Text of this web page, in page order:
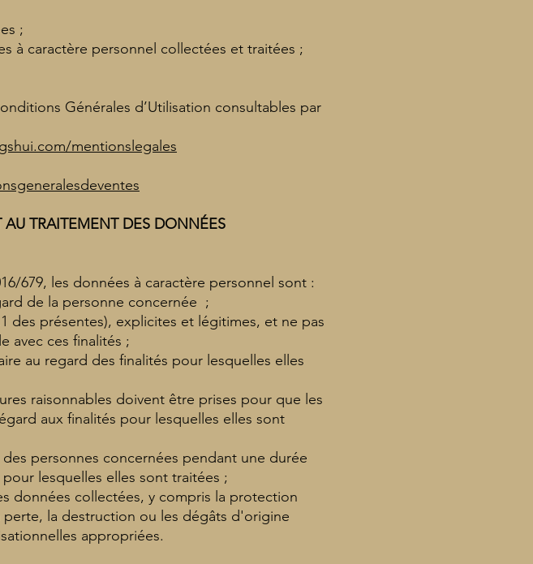
;
à caractère personnel collectées et traitées ;
Générales d’Utilisation consultables par
mentionslegales
AU TRAITEMENT DES DONNÉES
679, les données à caractère personnel sont :
de la personne concernée ;
des présentes), explicites et légitimes, et ne pas
avec ces finalités ;
au regard des finalités pour lesquelles elles
raisonnables doivent être prises pour que les
aux finalités pour lesquelles elles sont
personnes concernées pendant une durée
lesquelles elles sont traitées ;
données collectées, y compris la protection
la destruction ou les dégâts d'origine
appropriées.